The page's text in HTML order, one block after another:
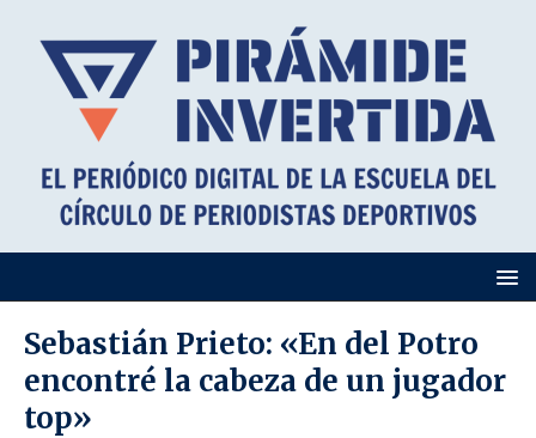
Sebastián Prieto: «En del Potro
encontré la cabeza de un jugador
top»